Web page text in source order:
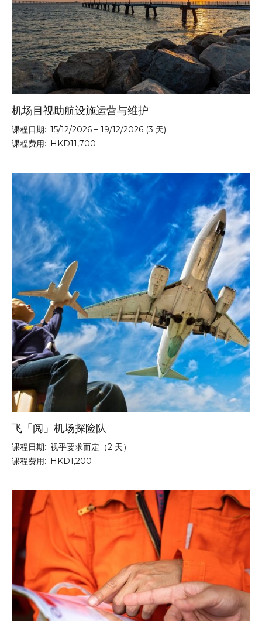
机场目视助航设施运营与维护
课程日期: 15/12/2026 – 19/12/2026 (3 天)
课程费用: HKD11,700
飞「阅」机场探险队
课程日期: 视乎要求而定（2 天）
课程费用: HKD1,200